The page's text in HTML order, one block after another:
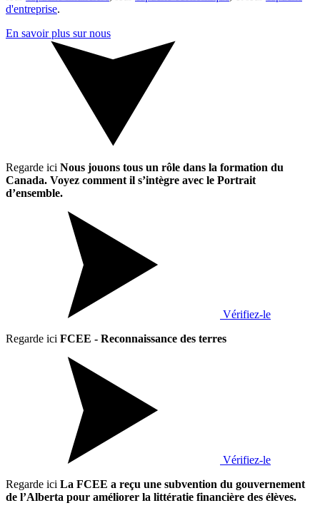
d'entreprise.
En savoir plus sur nous
Regarde ici Nous jouons tous un rôle dans la formation du
Canada. Voyez comment il s’intègre avec le Portrait
d’ensemble.
Vérifiez-le
Regarde ici FCEE - Reconnaissance des terres
Vérifiez-le
Regarde ici La FCEE a reçu une subvention du gouvernement
de l’Alberta pour améliorer la littératie financière des élèves.